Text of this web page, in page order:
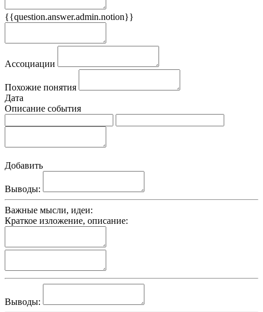
{{question.answer.admin.notion}}
Ассоциации
Похожие понятия
Дата
Описание события
Добавить
Выводы:
Важные мысли, идеи:
Краткое изложение, описание:
Выводы: